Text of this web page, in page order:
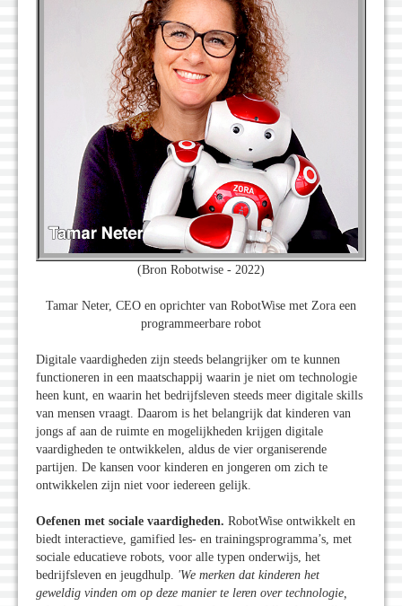
(Bron Robotwise - 2022)
Tamar Neter, CEO en oprichter van RobotWise met Zora een
programmeerbare robot
Digitale vaardigheden zijn steeds belangrijker om te kunnen
functioneren in een maatschappij waarin je niet om technologie
heen kunt, en waarin het bedrijfsleven steeds meer digitale skills
van mensen vraagt. Daarom is het belangrijk dat kinderen van
jongs af aan de ruimte en mogelijkheden krijgen digitale
vaardigheden te ontwikkelen, aldus de vier organiserende
partijen. De kansen voor kinderen en jongeren om zich te
ontwikkelen zijn niet voor iedereen gelijk.
Oefenen met sociale vaardigheden. RobotWise ontwikkelt en
biedt interactieve, gamified les- en trainingsprogramma’s, met
sociale educatieve robots, voor alle typen onderwijs, het
bedrijfsleven en jeugdhulp. 'We merken dat kinderen het
geweldig vinden om op deze manier te leren over technologie,